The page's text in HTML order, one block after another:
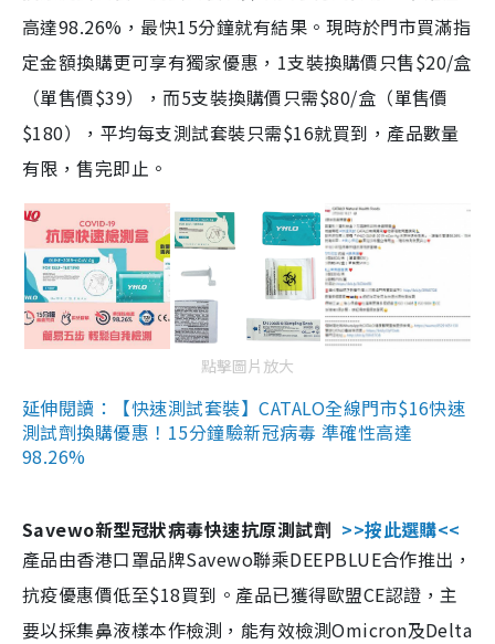
高達98.26%，最快15分鐘就有結果。現時於門市買滿指
定金額換購更可享有獨家優惠，1支裝換購價只售$20/盒
（單售價$39），而5支裝換購價只需$80/盒（單售價
$180），平均每支測試套裝只需$16就買到，產品數量
有限，售完即止。
點擊圖片放大
延伸閱讀：【快速測試套裝】CATALO全線門市$16快速
測試劑換購優惠！15分鐘驗新冠病毒 準確性高達
98.26%
Savewo新型冠狀病毒快速抗原測試劑 >>按此選購<<
產品由香港口罩品牌Savewo聯乘DEEPBLUE合作推出，
抗疫優惠價低至$18買到。產品已獲得歐盟CE認證，主
要以採集鼻液樣本作檢測，能有效檢測Omicron及Delta